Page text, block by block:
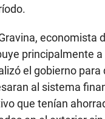
economista
principalmente
el gobierno para
al sistema
que tenían